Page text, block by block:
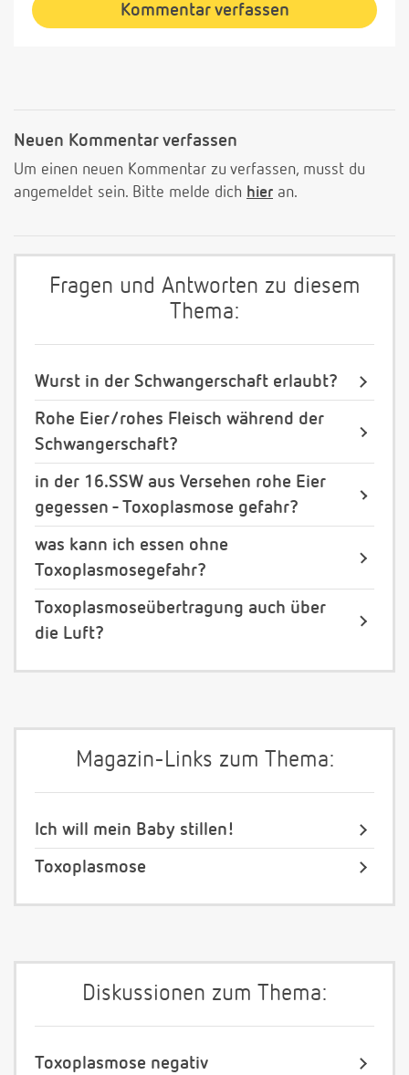
Kommentar verfassen
Neuen Kommentar verfassen
Um einen neuen Kommentar zu verfassen, musst du
angemeldet sein. Bitte melde dich hier an.
Fragen und Antworten zu diesem
Thema:
Wurst in der Schwangerschaft erlaubt?
Rohe Eier/rohes Fleisch während der
Schwangerschaft?
in der 16.SSW aus Versehen rohe Eier
gegessen - Toxoplasmose gefahr?
was kann ich essen ohne
Toxoplasmosegefahr?
Toxoplasmoseübertragung auch über
die Luft?
Magazin-Links zum Thema:
Ich will mein Baby stillen!
Toxoplasmose
Diskussionen zum Thema:
Toxoplasmose negativ